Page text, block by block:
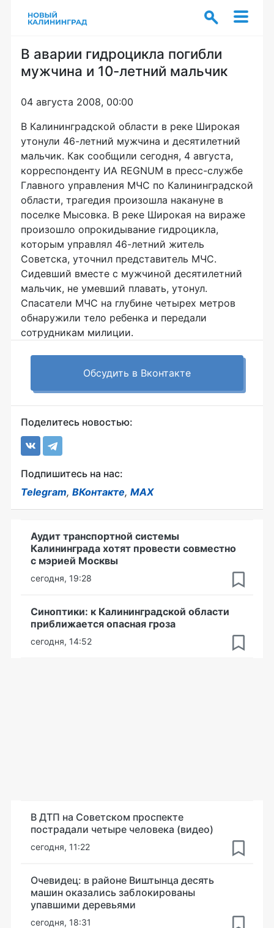
В аварии гидроцикла погибли
мужчина и 10-летний мальчик
04 августа 2008, 00:00
В Калининградской области в реке Широкая
утонули 46-летний мужчина и десятилетний
мальчик. Как сообщили сегодня, 4 августа,
корреспонденту ИА REGNUM в пресс-службе
Главного управления МЧС по Калининградской
области, трагедия произошла накануне в
поселке Мысовка. В реке Широкая на вираже
произошло опрокидывание гидроцикла,
которым управлял 46-летний житель
Советска, уточнил представитель МЧС.
Сидевший вместе с мужчиной десятилетний
мальчик, не умевший плавать, утонул.
Спасатели МЧС на глубине четырех метров
обнаружили тело ребенка и передали
сотрудникам милиции.
Обсудить в Вконтакте
Поделитесь новостью:
Подпишитесь на нас:
Telegram, ВКонтакте, MAX
Аудит транспортной системы
Калининграда хотят провести совместно
с мэрией Москвы
сегодня, 19:28
Синоптики: к Калининградской области
приближается опасная гроза
сегодня, 14:52
В ДТП на Советском проспекте
пострадали четыре человека (видео)
сегодня, 11:22
Очевидец: в районе Виштынца десять
машин оказались заблокированы
упавшими деревьями
сегодня, 18:31